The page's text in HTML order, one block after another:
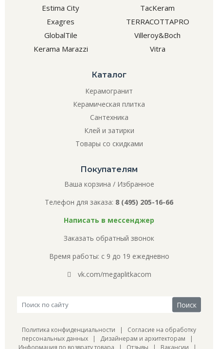
Estima City
Exagres
GlobalTile
Kerama Marazzi
TacKeram
TERRACOTTAPRO
Villeroy&Boch
Vitra
Каталог
Керамогранит
Керамическая плитка
Сантехника
Клей и затирки
Товары со скидками
Покупателям
Ваша корзина / Избранное
Телефон для заказа: 8 (495) 205-16-66
Написать в мессенджер
Заказать обратный звонок
Время работы: с 9 до 19 ежедневно
vk.com/megaplitkacom
Политика конфиденциальности | Согласие на обработку
персональных данных | Дизайнерам и архитекторам |
Информация по возврату товара | Отзывы | Вакансии |